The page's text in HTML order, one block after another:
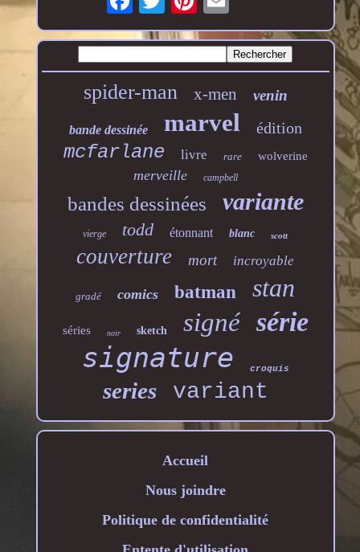
spider-man x-men venin
bande dessinée marvel édition
mcfarlane livre rare wolverine
merveille campbell
bandes dessinées variante
vierge todd étonnant blanc scott
couverture mort incroyable
gradé comics batman stan
séries noir sketch signé série
signature croquis
series variant
Accueil
Nous joindre
Politique de confidentialité